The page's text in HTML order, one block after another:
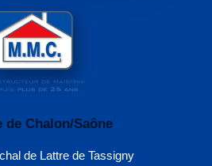
de Chalon/Saône
de Lattre de Tassigny